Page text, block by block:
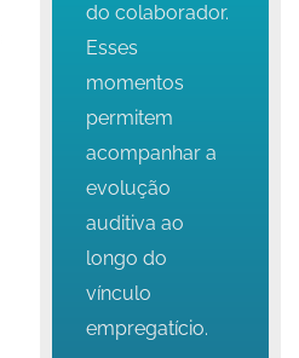
do colaborador.
Esses
momentos
permitem
acompanhar a
evolução
auditiva ao
longo do
vínculo
empregatício.